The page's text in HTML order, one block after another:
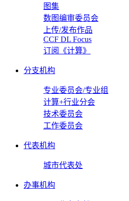
图集
数图编审委员会
上传/发布作品
CCF DL Focus
订阅《计算》
分支机构
专业委员会/专业组
计算+行业分会
技术委员会
工作委员会
代表机构
城市代表处
办事机构